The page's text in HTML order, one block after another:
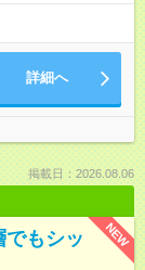
詳細へ
掲載日：2026.08.06
NEW
もシッ